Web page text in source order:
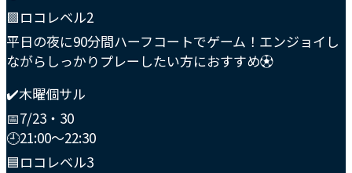
🟪ロコレベル2
平日の夜に90分間ハーフコートでゲーム！エンジョイし
ながらしっかりプレーしたい方におすすめ⚽️
✔️木曜個サル
📅7/23・30
🕘21:00〜22:30
🟦ロコレベル3